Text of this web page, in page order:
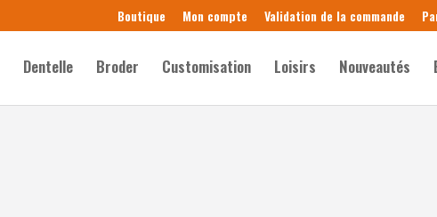
Boutique Mon compte Validation de la commande
Dentelle Broder Customisation Loisirs Nouveautés